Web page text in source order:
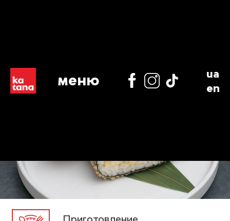
меню
ua
en